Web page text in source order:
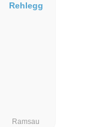
Rehlegg
Ramsau